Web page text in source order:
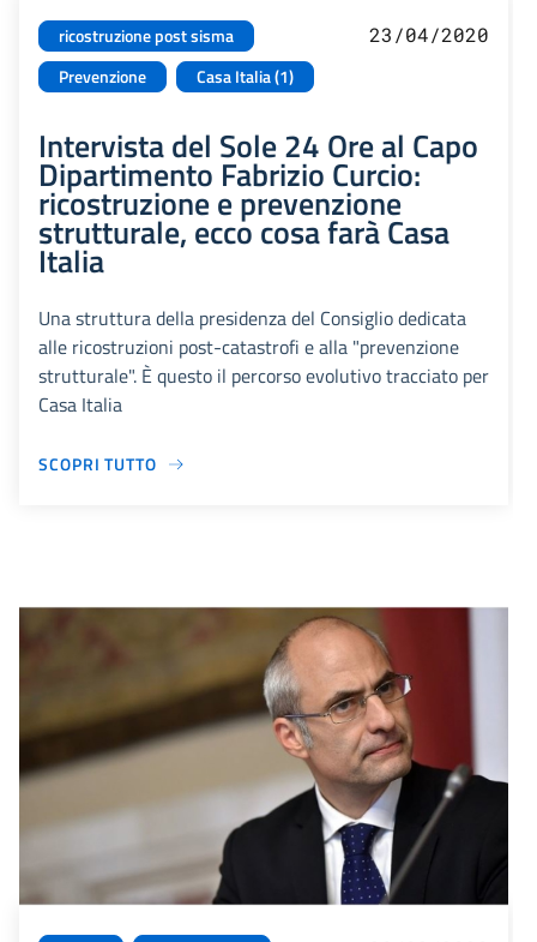
ricostruzione post sisma
Prevenzione
Casa Italia (1)
23/04/2020
Intervista del Sole 24 Ore al Capo
Dipartimento Fabrizio Curcio:
ricostruzione e prevenzione
strutturale, ecco cosa farà Casa
Italia
Una struttura della presidenza del Consiglio dedicata
alle ricostruzioni post-catastrofi e alla "prevenzione
strutturale". È questo il percorso evolutivo tracciato per
Casa Italia
SCOPRI TUTTO